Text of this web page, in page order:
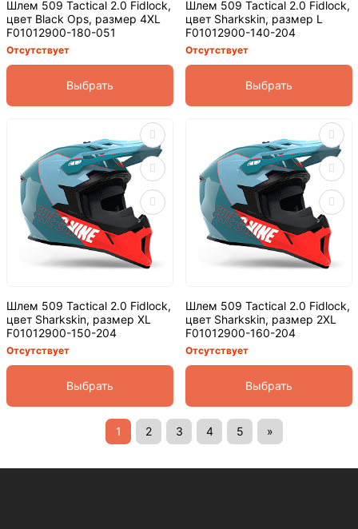
Шлем 509 Tactical 2.0 Fidlock,
цвет Black Ops, размер 4XL
F01012900-180-051
Отсутствует
Выбрать
Шлем 509 Tactical 2.0 Fidlock,
цвет Sharkskin, размер L
F01012900-140-204
Отсутствует
Выбрать
Шлем 509 Tactical 2.0 Fidlock,
цвет Sharkskin, размер XL
F01012900-150-204
Отсутствует
Выбрать
Шлем 509 Tactical 2.0 Fidlock,
цвет Sharkskin, размер 2XL
F01012900-160-204
Отсутствует
Выбрать
1 2 3 4 5 »